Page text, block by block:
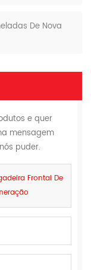
De Nova
e quer
mensagem
puder.
Frontal De